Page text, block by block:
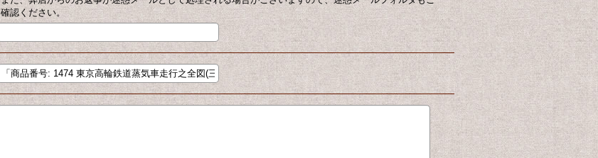
確認ください。